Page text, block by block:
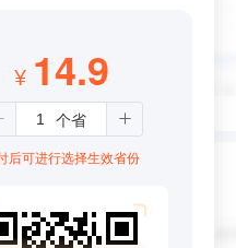
¥ 14.9
后可进行选择生效省份